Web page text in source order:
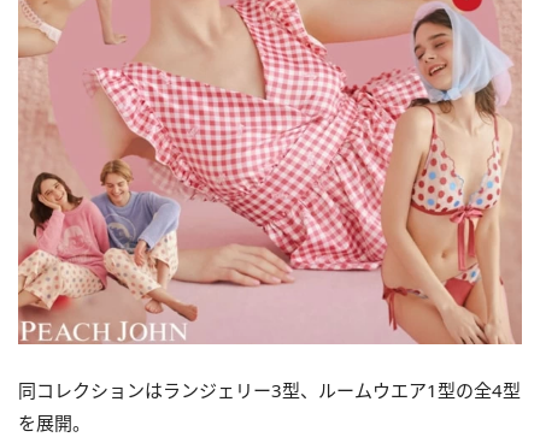
同コレクションはランジェリー3型、ルームウエア1型の全4型
を展開。